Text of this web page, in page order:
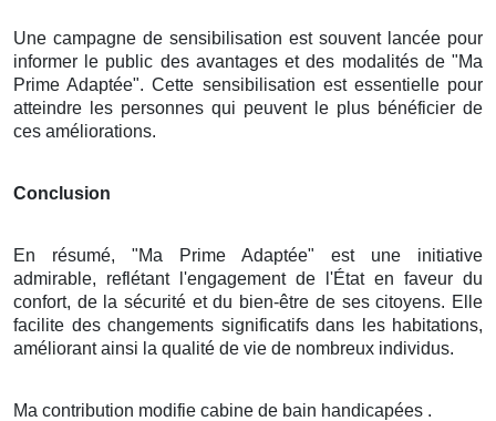
Une campagne de sensibilisation est souvent lancée pour
informer le public des avantages et des modalités de "Ma
Prime Adaptée". Cette sensibilisation est essentielle pour
atteindre les personnes qui peuvent le plus bénéficier de
ces améliorations.
Conclusion
En résumé, "Ma Prime Adaptée" est une initiative
admirable, reflétant l'engagement de l'État en faveur du
confort, de la sécurité et du bien-être de ses citoyens. Elle
facilite des changements significatifs dans les habitations,
améliorant ainsi la qualité de vie de nombreux individus.
Ma contribution modifie cabine de bain handicapées .